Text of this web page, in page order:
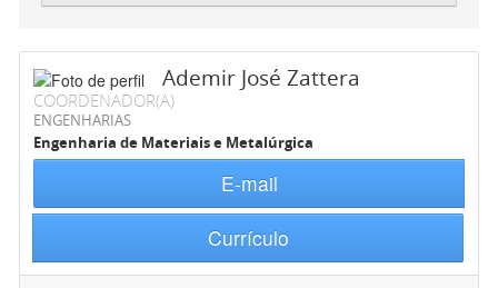
Ademir José Zattera
COORDENADOR(A)
ENGENHARIAS
Engenharia de Materiais e Metalúrgica
E-mail
Currículo